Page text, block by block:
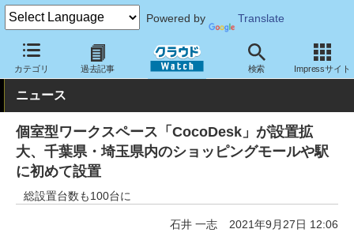
Powered by Translate
カテゴリ 過去記事 検索 Impressサイト
クラウド Watch サービス・ソフト サービス その他
ニュース
個室型ワークスペース「CocoDesk」が設置拡
大、千葉県・埼玉県内のショッピングモールや駅
に初めて設置
総設置台数も100台に
石井 一志 2021年9月27日 12:06